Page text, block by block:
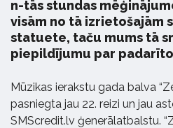
n-tās stundas
visām no tā izrietošajām
statuete, taču mums tā
piepildījumu par
Mūzikas ierakstu gada balva
pasniegta jau 22. reizi un jau
SMScredit.lv ģenerālatbalstu.